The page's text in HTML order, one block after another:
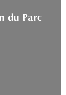
du Parc